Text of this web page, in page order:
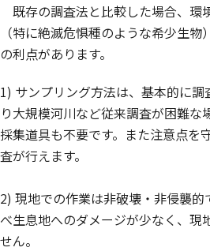
既存の調査法と比較した場合、環
（特に絶滅危惧種のような希少生
の利点があります。
1) サンプリング方法は、基本的に
り大規模河川など従来調査が困難な
採集道具も不要です。また注意点を
査が行えます。
2) 現地での作業は非破壊・非侵襲
べ生息地へのダメージが少なく、現
せん。